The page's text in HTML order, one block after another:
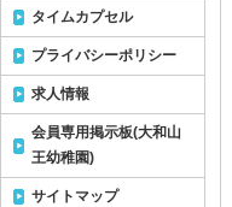
タイムカプセル
プライバシーポリシー
求人情報
会員専用掲示板(大和山
王幼稚園)
サイトマップ